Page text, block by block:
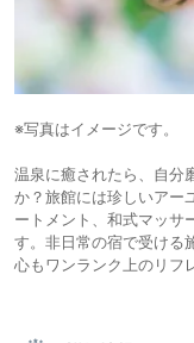
※写真はイメージです。
温泉に癒されたら、自分
か？旅館には珍しいアー
ートメント、和式マッサ
す。非日常の宿で受ける
心もワンランク上のリフ